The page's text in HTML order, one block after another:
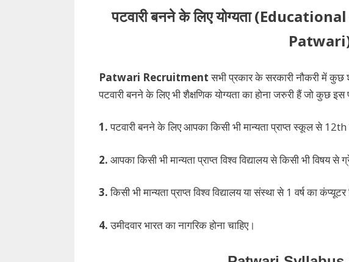
पटवारी बनने के लिए योग्यता
Patwari Recruitmentसभी प्रकार के सरकारी नौकरी में कुछ
पटवारी बनने के लिए भी शैक्षणिक योग्यता का होना जरुरी हैं जो कुछ इस
1.पटवारी बनने के लिए आपका किसी भी मान्यता प्राप्त स्कूल से 12th
2. आपका किसी भी मान्यता प्राप्त विश्व विद्यालय से किसी भी विषय से
3.किसी भी मान्यता प्राप्त विश्व विद्यालय या संस्था से 1 वर्ष का
4.उमीदवार भारत का नागरिक होना चाहिए।